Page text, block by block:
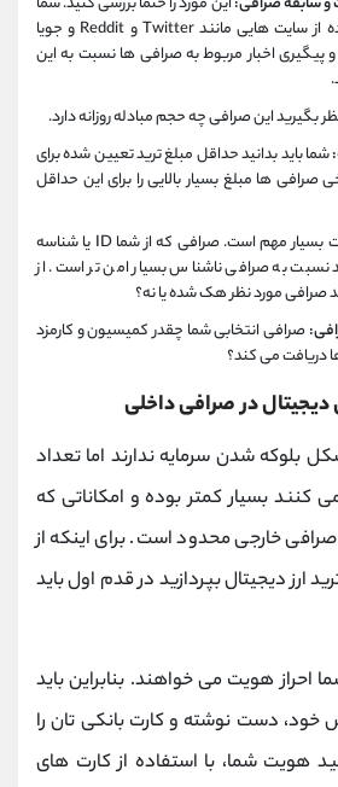
می توانید با استفاده از سایت هایی مانند Twitter و Reddit و جویا
و پیگیری اخبار مربوط به صرافی ها نسبت به این
بگیرید این صرافی چه حجم مبادله روزانه دارد.
شما باید بدانید حداقل مبلغ ترید تعیین ‌شده برای
صرافی ها مبلغ بسیار بالایی را برای این حداقل
مسئله امنیت بسیار مهم است. صرافی که از شما ID یا شناسه‌
نسبت به صرافی ناشناس بسیار امن تر است. از
صرافی مورد نظر هک شده یا نه؟
صرافی انتخابی شما چقدر کمیسیون و کارمزد
دریافت می کند؟
در صرافی داخلی
بلوکه شدن سرمایه ندارند اما تعداد
کنند بسیار کمتر بوده و امکاناتی که
صرافی خارجی محدود است. برای اینکه از
ارز دیجیتال بپردازید در قدم اول باید
احراز هویت می خواهند. بنابراین باید
خود، دست نوشته و کارت بانکی تان را
هویت شما، با استفاده از کارت های